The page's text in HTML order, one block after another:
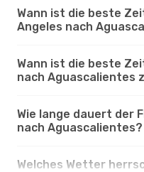
Wann ist die beste
Angeles nach
Wann ist die beste
nach Aguascalientes
Wie lange dauert der
nach Aguascalientes?
Welches Wetter